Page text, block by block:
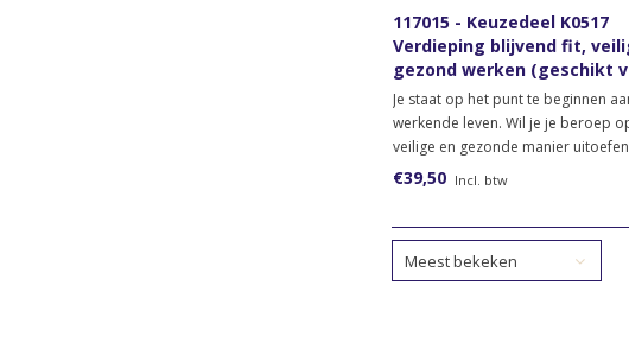
117015 - Keuzedeel K0517
Verdieping blijvend fit,
gezond werken (geschikt
niveau 3 en 4) (papieren
Je staat op het punt te beginnen
werkende leven. Wil je je beroep
veilige en gezonde manier
Bestel dan het lesmateriaal voor het
3 en 4).
€39,50 Incl. btw
Meest bekeken